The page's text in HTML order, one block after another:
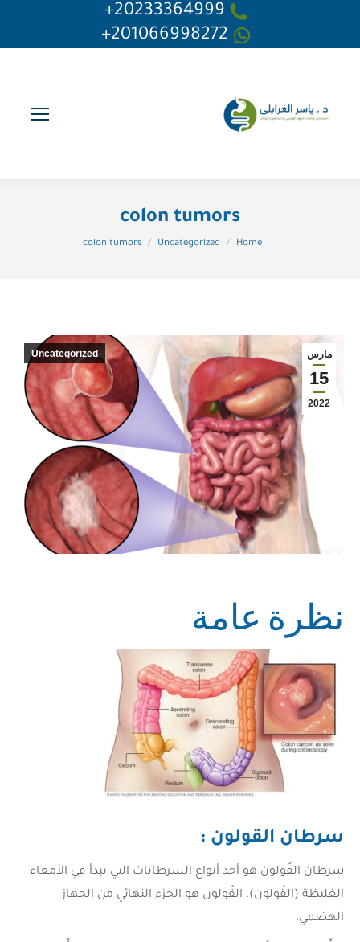
20233364999+
201066998272+
colon tumors
You are here:
Home
Uncategorized
colon tumors
مارس
15
2022
Uncategorized
نظرة عامة
سرطان القولون :
سرطان القُولون هو أحد أنواع السرطانات التي تبدأ في الأمعاء
الغليظة (القُولون). القُولون هو الجزء النهائي من الجهاز
الهضمي.